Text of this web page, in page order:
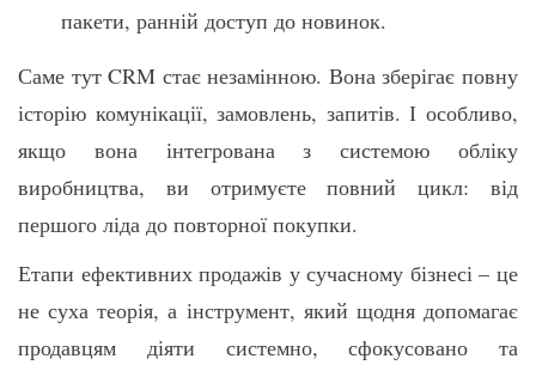
пакети, ранній доступ до новинок.
Саме тут CRM стає незамінною. Вона зберігає повну
історію комунікації, замовлень, запитів. І особливо,
якщо вона інтегрована з системою обліку
виробництва, ви отримуєте повний цикл: від
першого ліда до повторної покупки.
Етапи ефективних продажів у сучасному бізнесі – це
не суха теорія, а інструмент, який щодня допомагає
продавцям діяти системно, сфокусовано та